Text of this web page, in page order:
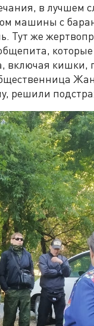
в лучшем
машины с
Тут же
включая кишки,
решили